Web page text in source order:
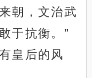
朝，文治武
于抗衡。”
皇后的风